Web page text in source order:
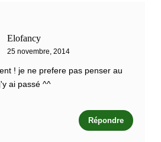
Elofancy
25 novembre, 2014
! je ne prefere pas penser au
ai passé ^^
Répondre